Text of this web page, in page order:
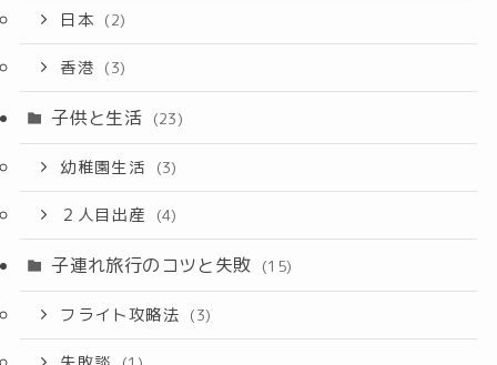
日本 (2)
香港 (3)
子供と生活 (23)
幼稚園生活 (3)
２人目出産 (4)
子連れ旅行のコツと失敗 (15)
フライト攻略法 (3)